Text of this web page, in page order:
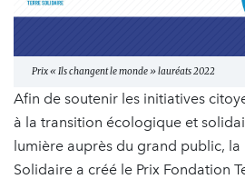
Prix « Ils changent le monde » lauréats 2022
Afin de soutenir les initiatives
à la transition écologique et
lumière auprès du grand public, la
Solidaire a créé le Prix Fondation